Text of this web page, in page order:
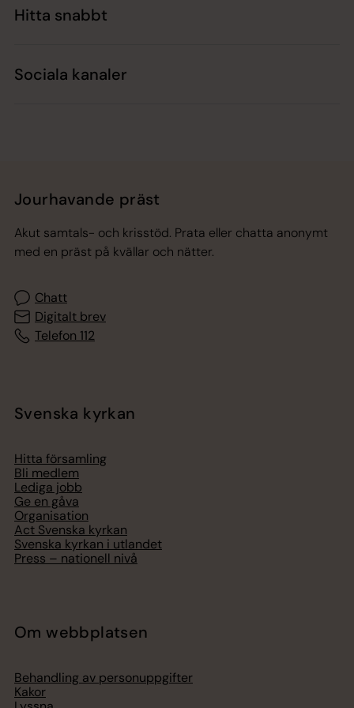
Hitta snabbt
Sociala kanaler
Jourhavande präst
Akut samtals- och krisstöd. Prata eller chatta anonymt
med en präst på kvällar och nätter.
Chatt
Digitalt brev
Telefon 112
Svenska kyrkan
Hitta församling
Bli medlem
Lediga jobb
Ge en gåva
Organisation
Act Svenska kyrkan
Svenska kyrkan i utlandet
Press – nationell nivå
Om webbplatsen
Behandling av personuppgifter
Kakor